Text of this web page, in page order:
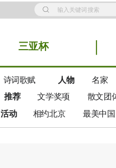
三亚杯
诗词歌赋 人物 名家
推荐 文学奖项 散文团
活动 相约北京 最美中国